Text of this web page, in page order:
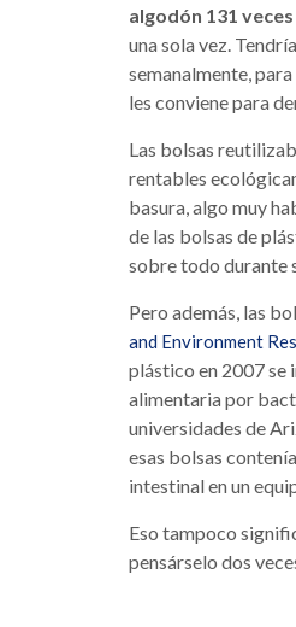
algodón 131 veces
una sola vez.
semanalmente,
les conviene para
Las bolsas
rentables
basura, algo muy
de las bolsas de
sobre todo durante
Pero además, las
and Environment
plástico en 2007 se
alimentaria por
universidades de
esas bolsas
intestinal en un
Eso tampoco
pensárselo dos